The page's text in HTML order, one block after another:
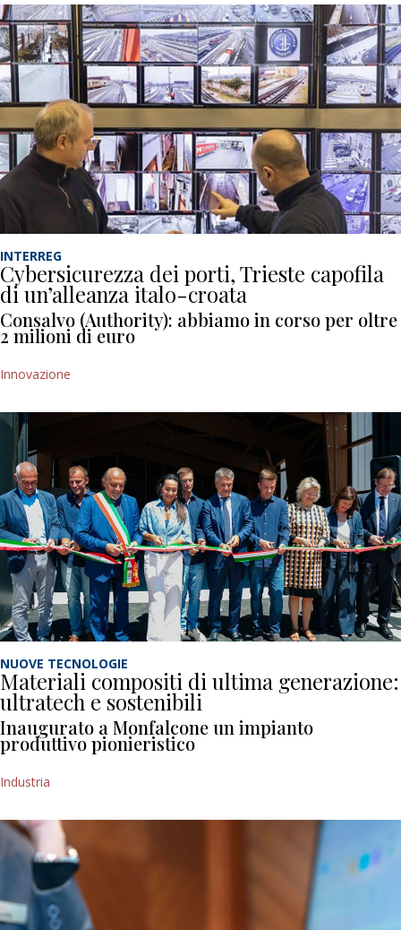
INTERREG
Cybersicurezza dei porti, Trieste capofila
di un’alleanza italo-croata
Consalvo (Authority): abbiamo in corso per oltre
2 milioni di euro
Innovazione
NUOVE TECNOLOGIE
Materiali compositi di ultima generazione:
ultratech e sostenibili
Inaugurato a Monfalcone un impianto
produttivo pionieristico
Industria